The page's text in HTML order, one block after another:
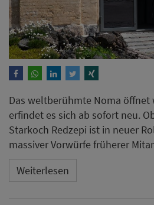
Das weltberühmte Noma öffnet
erfindet es sich ab sofort neu.
Starkoch Redzepi ist in neuer
massiver Vorwürfe früherer
Weiterlesen